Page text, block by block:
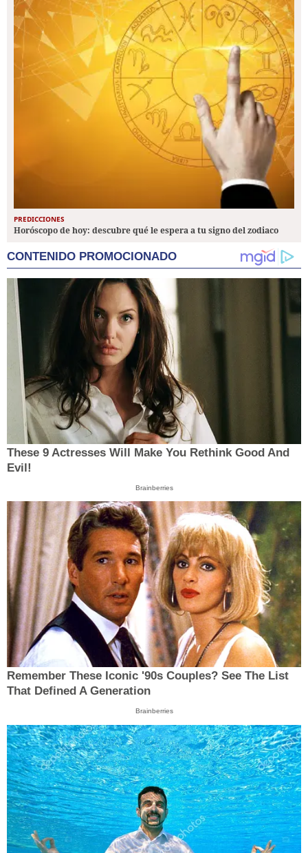
PREDICCIONES
Horóscopo de hoy: descubre qué le espera a tu signo del zodiaco
CONTENIDO PROMOCIONADO
These 9 Actresses Will Make You Rethink Good And
Evil!
Brainberries
Remember These Iconic '90s Couples? See The List
That Defined A Generation
Brainberries